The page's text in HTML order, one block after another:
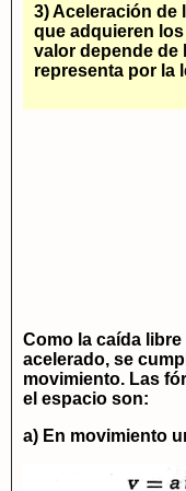
3) Aceleración de
que adquieren
valor depende de
representa por la
Como la caída
acelerado, se
movimiento. Las
el espacio son:
a) En movimiento